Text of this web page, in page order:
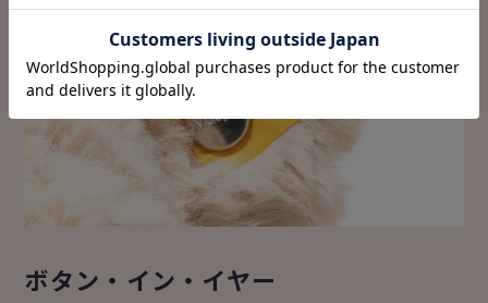
ボタン・イン・イヤー